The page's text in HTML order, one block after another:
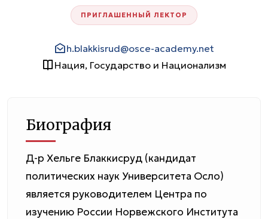
ПРИГЛАШЕННЫЙ ЛЕКТОР
h.blakkisrud@osce-academy.net
Нация, Государство и Национализм
Биография
Д-р Хельге Блаккисруд (кандидат
политических наук Университета Осло)
является руководителем Центра по
изучению России Норвежского Института